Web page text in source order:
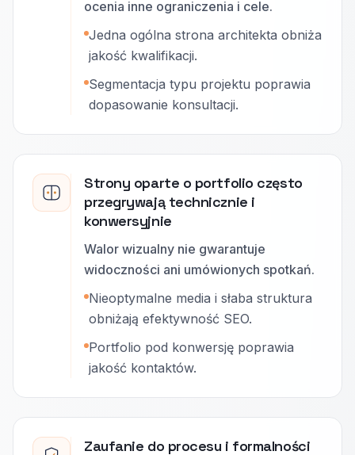
ocenia inne ograniczenia i cele.
Jedna ogólna strona architekta obniża
jakość kwalifikacji.
Segmentacja typu projektu poprawia
dopasowanie konsultacji.
Strony oparte o portfolio często
przegrywają technicznie i
konwersyjnie
Walor wizualny nie gwarantuje
widoczności ani umówionych spotkań.
Nieoptymalne media i słaba struktura
obniżają efektywność SEO.
Portfolio pod konwersję poprawia
jakość kontaktów.
Zaufanie do procesu i formalności